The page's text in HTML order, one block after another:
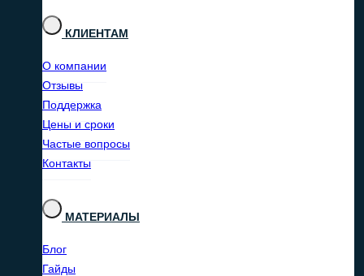
КЛИЕНТАМ
О компании
Отзывы
Поддержка
Цены и сроки
Частые вопросы
Контакты
МАТЕРИАЛЫ
Блог
Гайды